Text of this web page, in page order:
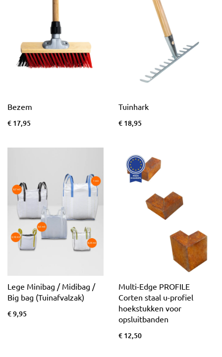
Bezem
€ 17,95
Tuinhark
€ 18,95
Lege Minibag / Midibag /
Big bag (Tuinafvalzak)
€ 9,95
Multi-Edge PROFILE
Corten staal u-profiel
hoekstukken voor
opsluitbanden
€ 12,50